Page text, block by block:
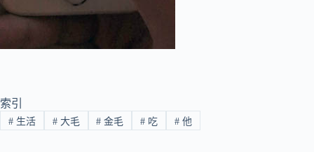
索引
#生活 #大毛 # 金毛 # 吃 # 他